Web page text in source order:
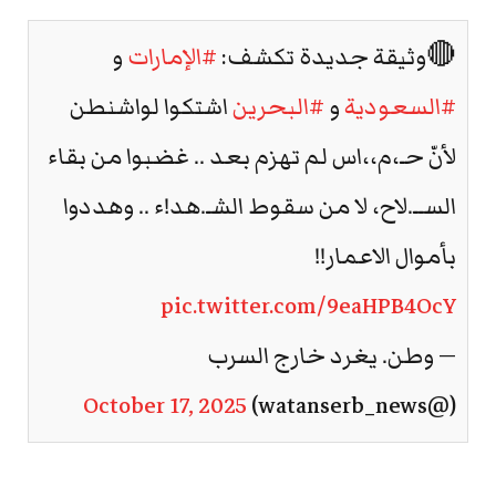
🔴وثيقة جديدة تكشف:#الإماراتو
#السعوديةو#البحريناشتكوا لواشنطن
لأنّ حـ،م،،اس لم تهزم بعد .. غضبوا من بقاء
الســ.لاح، لا من سقوط الشـ.هد!ء .. وهددوا
بأموال الاعمار!!
pic.twitter.com/9eaHPB4OcY
— وطن. يغرد خارج السرب
(@watanserb_news)
October 17, 2025